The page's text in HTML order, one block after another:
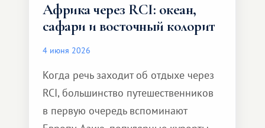
Африка через RCI: океан,
сафари и восточный колорит
4 июня 2026
Когда речь заходит об отдыхе через
RCI, большинство путешественников
в первую очередь вспоминают